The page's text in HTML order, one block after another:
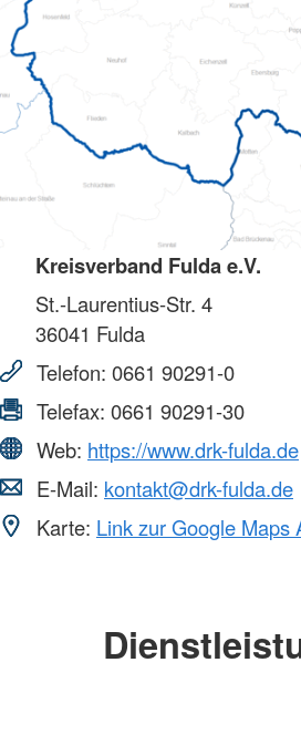
Kreisverband Fulda e.V.
St.-Laurentius-Str. 4
36041 Fulda
Telefon: 0661 90291-0
Telefax: 0661 90291-30
Web: https://www.drk-fulda.de
E-Mail: kontakt@drk-fulda.de
Karte: Link zur Google Maps